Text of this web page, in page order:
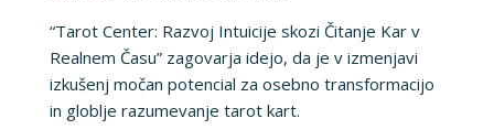
“Tarot Center: Razvoj Intuicije skozi Čitanje Kar v
Realnem Času” zagovarja idejo, da je v izmenjavi
izkušenj močan potencial za osebno transformacijo
in globlje razumevanje tarot kart.